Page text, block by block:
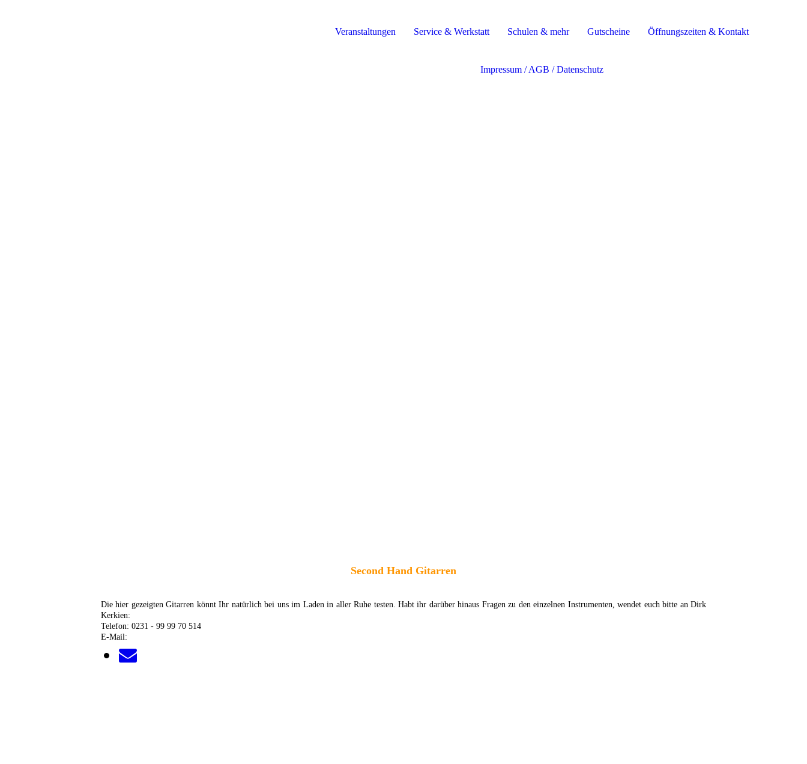
Veranstaltungen Service & Werkstatt Schulen & mehr Gutscheine Öffnungszeiten & Kontakt
Impressum / AGB / Datenschutz
Second Hand Gitarren
Die hier gezeigten Gitarren könnt Ihr natürlich bei uns im Laden in aller Ruhe testen. Habt ihr darüber hinaus Fragen zu den einzelnen Instrumenten, wendet euch bitte an Dirk
Kerkien:
Telefon: 0231 - 99 99 70 514
E-Mail: